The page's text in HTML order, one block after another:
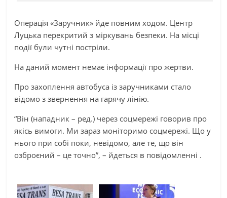
Операція «Заручник» йде повним ходом. Центр
Луцька перекритий з міркувань безпеки. На місці
події були чутні постріли.
На даний момент немає інформації про жертви.
Про захоплення автобуса із заручниками стало
відомо з звернення на гарячу лінію.
“Він (нападник – ред.) через соцмережі говорив про
якісь вимоги. Ми зараз моніторимо соцмережі. Що у
нього при собі поки, невідомо, але те, що він
озброєний – це точно”, – йдеться в повідомленні .